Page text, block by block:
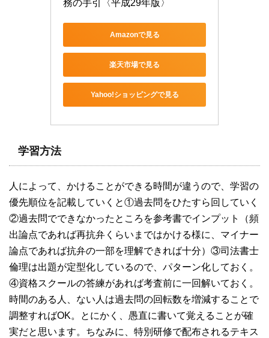
務の手引〈平成29年版〉
Amazonで見る
楽天市場で見る
Yahoo!ショッピングで見る
学習方法
人によって、かけることができる時間が違うので、学習の
優先順位を記載していくと①過去問をひたすら回していく
②過去問でできなかったところを参考書でインプット（頻
出論点であれば再抗弁くらいまではかける様に、マイナー
論点であれば抗弁の一部を理解できれば十分）③司法書士
倫理は出題が定型化しているので、パターン化しておく。
④資格スクールの答練があれば考査前に一回解いておく。
時間のある人、ない人は過去問の回転数を増減することで
調整すればOK。とにかく、愚直に書いて覚えることが確
実だと思います。ちなみに、特別研修で配布されるテキス